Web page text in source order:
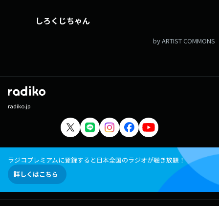
しろくじちゃん
by ARTIST COMMONS
radiko.jp
ラジコプレミアムに登録すると日本全国のラジオが聴き放題！
詳しくはこちら